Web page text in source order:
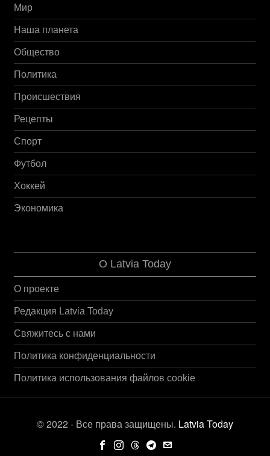
Мир
Наша планета
Общество
Политика
Происшествия
Рецепты
Спорт
Футбол
Хоккей
Экономика
О Latvia Today
О проекте
Редакция Latvia Today
Свяжитесь с нами
Политика конфиденциальности
Политика использования файлов cookie
© 2022 - Все права защищены. Latvia Today